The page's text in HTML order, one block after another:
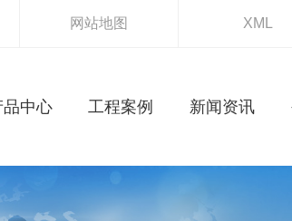
网站地图 XML
品中心 工程案例 新闻资讯